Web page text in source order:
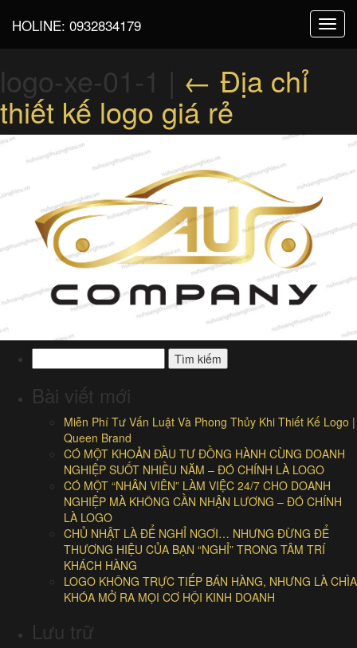
HOLINE: 0932834179
logo-xe-01-1 | ← Địa chỉ
thiết kế logo giá rẻ
kiếm
cho:
Bài viết mới
Miễn Phí Tư Vấn Luật Và Phong Thủy Khi Thiết Kế Logo |
Queen Brand
CÓ MỘT KHOẢN ĐẦU TƯ ĐỒNG HÀNH CÙNG DOANH
NGHIỆP SUỐT NHIỀU NĂM – ĐÓ CHÍNH LÀ LOGO
CÓ MỘT “NHÂN VIÊN” LÀM VIỆC 24/7 CHO DOANH
NGHIỆP MÀ KHÔNG CẦN NHẬN LƯƠNG – ĐÓ CHÍNH
LÀ LOGO
CHỦ NHẬT LÀ ĐỂ NGHỈ NGƠI… NHƯNG ĐỪNG ĐỂ
THƯƠNG HIỆU CỦA BẠN “NGHỈ” TRONG TÂM TRÍ
KHÁCH HÀNG
LOGO KHÔNG TRỰC TIẾP BÁN HÀNG, NHƯNG LÀ CHÌA
KHÓA MỞ RA MỌI CƠ HỘI KINH DOANH
Lưu trữ